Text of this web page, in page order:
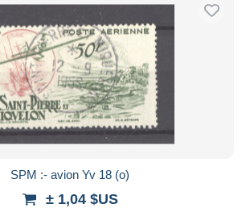
SPM :- avion Yv 18 (o)
± 1,04 $US